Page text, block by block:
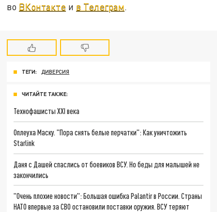
во ВКонтакте и в Телеграм.
ТЕГИ: ДИВЕРСИЯ
ЧИТАЙТЕ ТАКЖЕ:
Технофашисты XXI века
Оплеуха Маску. "Пора снять белые перчатки": Как уничтожить
Starlink
Даня с Дашей спаслись от боевиков ВСУ. Но беды для малышей не
закончились
"Очень плохие новости": Большая ошибка Palantir в России. Страны
НАТО впервые за СВО остановили поставки оружия. ВСУ теряют